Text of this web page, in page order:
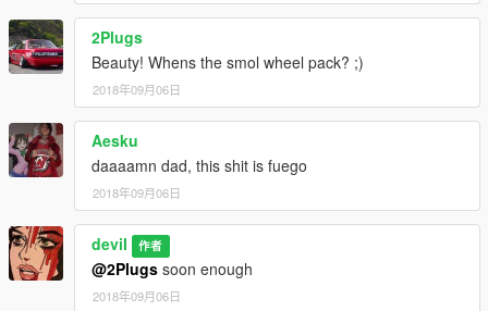
2Plugs
Beauty! Whens the smol wheel pack? ;)
2018年09月06日
Aesku
daaaamn dad, this shit is fuego
2018年09月06日
deviI 作者
@2Plugs soon enough
2018年09月06日